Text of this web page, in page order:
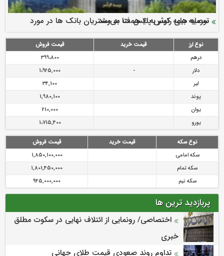
ارزش سهام عدالت بالا رفت
سرمایه بیمه کوثر به ۴ همت می‌رسد
نود ثانیه با فولاد سنگان
تقدیر دبیرکل سندیکای بیمه گران ایران از اقدامات مدیرعامل بیمه
رازی
توصیه های رئیس پلیس فتا به مشتریان بانک ها در مورد
پیشگیری از سرقت های مجازی
نوع ارز قیمت خرید
قیمت فروش
درهم
399،800
دلار
-
1،925,000
لیر
34,100
پوند
1,980,100
یوان
210,000
یورو
1،715,400
نوع سکه قیمت خرید
قیمت فروش
سکه امامی
1,850,100,000
سکه تمام
1,801,450,000
سکه نیم
945,000,000
پربازدید ترین ها
اختصاصی/ رونمایی از ائتلاف‌ نهایی در سکوت مطلق
خبری
تداوم روند صعودی قیمت طلای جهانی